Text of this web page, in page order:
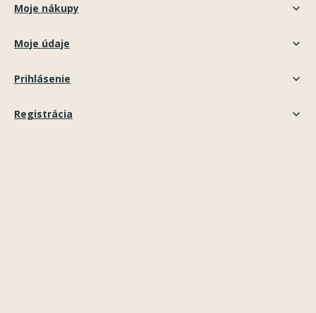
Moje nákupy
Moje údaje
Prihlásenie
Registrácia